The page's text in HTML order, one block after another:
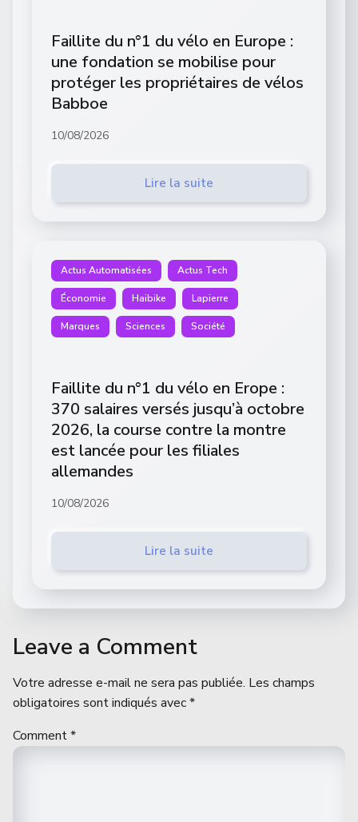
Faillite du n°1 du vélo en Europe :
une fondation se mobilise pour
protéger les propriétaires de vélos
Babboe
10/08/2026
Lire la suite
Actus Automatisées Actus Tech
Économie Haibike Lapierre
Marques Sciences Société
Faillite du n°1 du vélo en Erope :
370 salaires versés jusqu’à octobre
2026, la course contre la montre
est lancée pour les filiales
allemandes
10/08/2026
Lire la suite
Leave a Comment
Votre adresse e-mail ne sera pas publiée. Les champs
obligatoires sont indiqués avec*
Comment*